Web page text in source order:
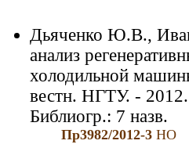
Дьяченко Ю.В.,
анализ
холодильной
вестн. НГТУ. -
Библиогр.: 7 назв.
Пр3982/2012-3 НО